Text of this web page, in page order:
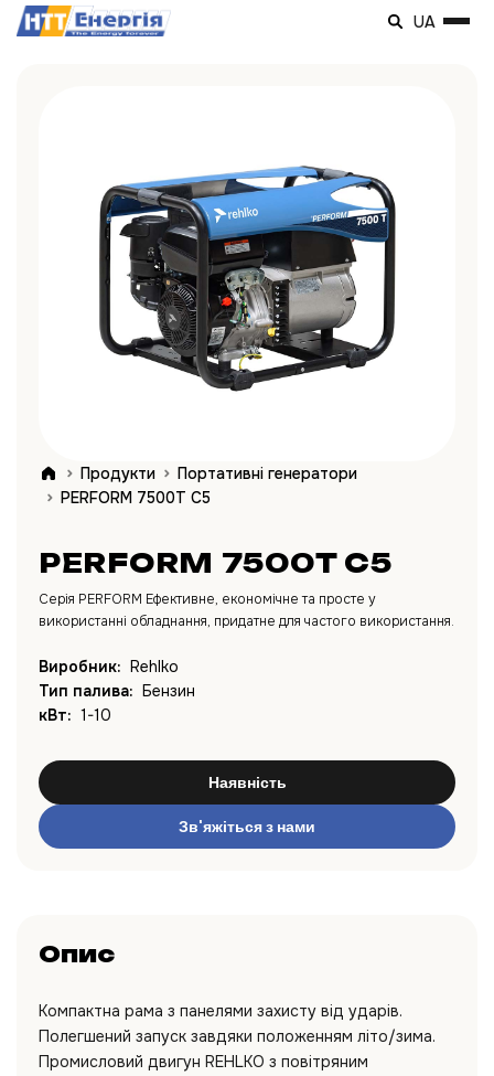
UA
Продукти
Портативні генератори
PERFORM 7500T C5
PERFORM 7500T C5
Серія PERFORM Ефективне, економічне та просте у
використанні обладнання, придатне для частого використання.
Виробник: Rehlko
Тип палива: Бензин
кВт: 1-10
Наявність
Зв'яжіться з нами
Опис
Компактна рама з панелями захисту від ударів.
Полегшений запуск завдяки положенням літо/зима.
Промисловий двигун REHLKO з повітряним